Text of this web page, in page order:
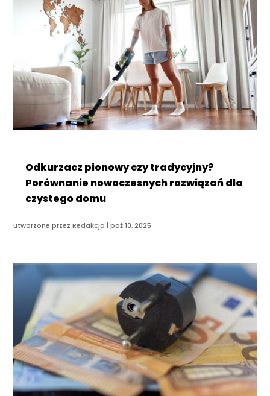
Odkurzacz pionowy czy tradycyjny?
Porównanie nowoczesnych rozwiązań dla
czystego domu
utworzone przezRedakcja |paź 10, 2025